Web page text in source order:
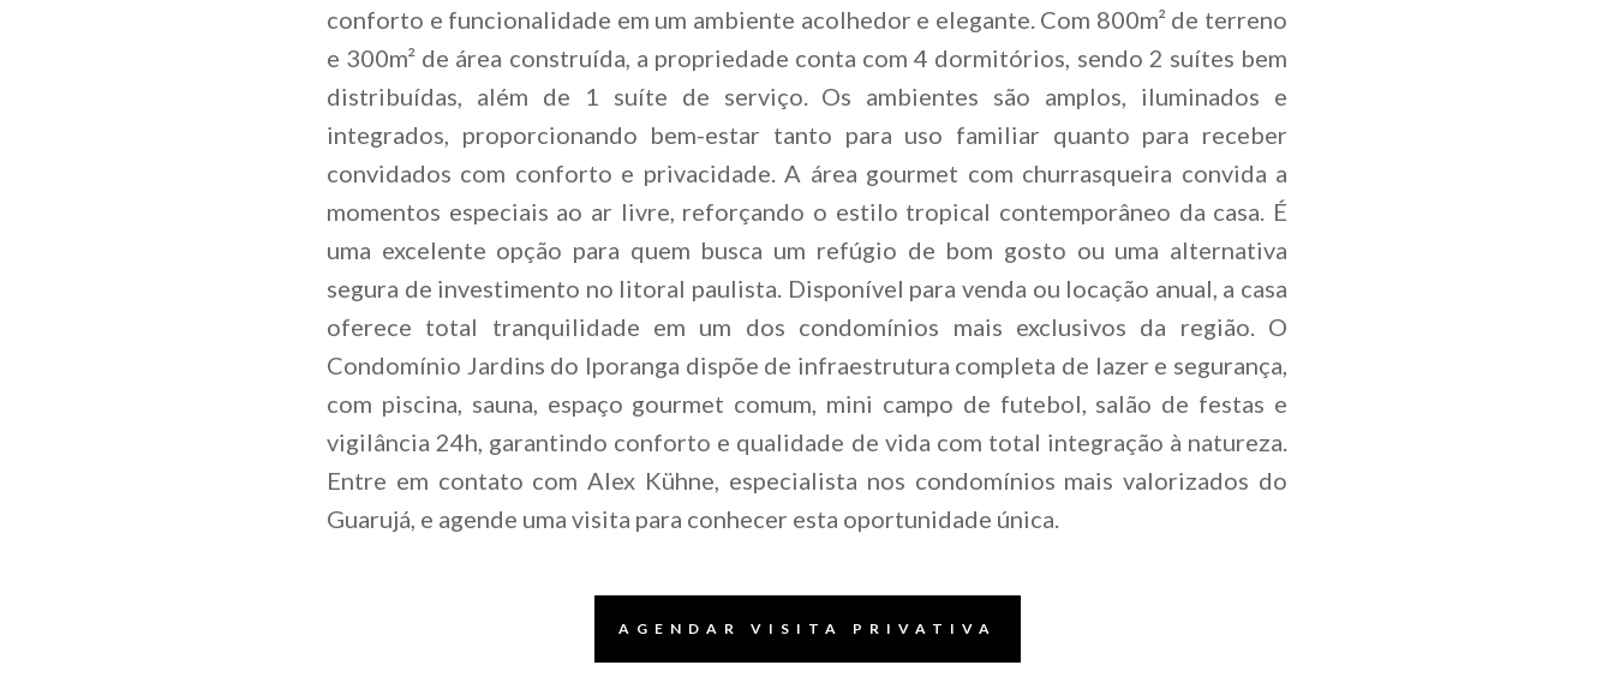
conforto e funcionalidade em um ambiente acolhedor e elegante. Com 800m² de terreno
e 300m² de área construída, a propriedade conta com 4 dormitórios, sendo 2 suítes bem
distribuídas, além de 1 suíte de serviço. Os ambientes são amplos, iluminados e
integrados, proporcionando bem-estar tanto para uso familiar quanto para receber
convidados com conforto e privacidade. A área gourmet com churrasqueira convida a
momentos especiais ao ar livre, reforçando o estilo tropical contemporâneo da casa. É
uma excelente opção para quem busca um refúgio de bom gosto ou uma alternativa
segura de investimento no litoral paulista. Disponível para venda ou locação anual, a casa
oferece total tranquilidade em um dos condomínios mais exclusivos da região. O
Condomínio Jardins do Iporanga dispõe de infraestrutura completa de lazer e segurança,
com piscina, sauna, espaço gourmet comum, mini campo de futebol, salão de festas e
vigilância 24h, garantindo conforto e qualidade de vida com total integração à natureza.
Entre em contato com Alex Kühne, especialista nos condomínios mais valorizados do
Guarujá, e agende uma visita para conhecer esta oportunidade única.
AGENDAR VISITA PRIVATIVA